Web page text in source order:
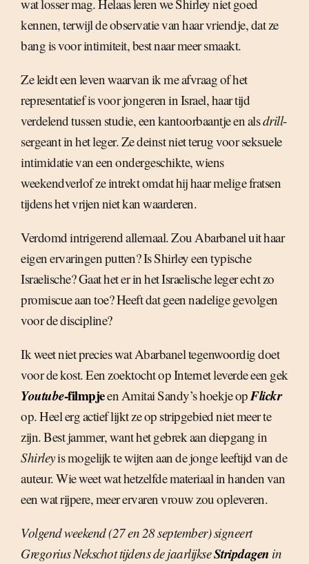
wat losser mag. Helaas leren we Shirley niet goed
kennen, terwijl de observatie van haar vriendje, dat ze
bang is voor intimiteit, best naar meer smaakt.
Ze leidt een leven waarvan ik me afvraag of het
representatief is voor jongeren in Israel, haar tijd
verdelend tussen studie, een kantoorbaantje en alsdrill-
sergeant in het leger. Ze deinst niet terug voor seksuele
intimidatie van een ondergeschikte, wiens
weekendverlof ze intrekt omdat hij haar melige fratsen
tijdens het vrijen niet kan waarderen.
Verdomd intrigerend allemaal. Zou Abarbanel uit haar
eigen ervaringen putten? Is Shirley een typische
Israelische? Gaat het er in het Israelische leger echt zo
promiscue aan toe? Heeft dat geen nadelige gevolgen
voor de discipline?
Ik weet niet precies wat Abarbanel tegenwoordig doet
voor de kost. Een zoektocht op Internet leverde een gek
Youtube-filmpjeen Amitai Sandy’s hoekje opFlickr
op. Heel erg actief lijkt ze op stripgebied niet meer te
zijn. Best jammer, want het gebrek aan diepgang in
Shirleyis mogelijk te wijten aan de jonge leeftijd van de
auteur. Wie weet wat hetzelfde materiaal in handen van
een wat rijpere, meer ervaren vrouw zou opleveren.
Volgend weekend (27 en 28 september) signeert
Gregorius Nekschot tijdens de jaarlijkseStripdagen in